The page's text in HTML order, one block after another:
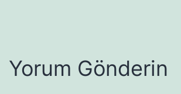
Yorum Gönderin